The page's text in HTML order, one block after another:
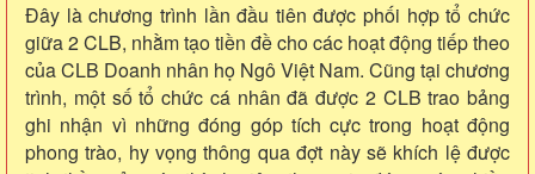
Đây là chương trình lần đầu tiên được phối hợp tổ chức
giữa 2 CLB, nhằm tạo tiền đề cho các hoạt động tiếp theo
của CLB Doanh nhân họ Ngô Việt Nam. Cũng tại chương
trình, một số tổ chức cá nhân đã được 2 CLB trao bảng
ghi nhận vì những đóng góp tích cực trong hoạt động
phong trào, hy vọng thông qua đợt này sẽ khích lệ được